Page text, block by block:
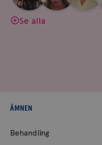
JohnssonAndersson
Se alla
ÄMNEN
Behandling